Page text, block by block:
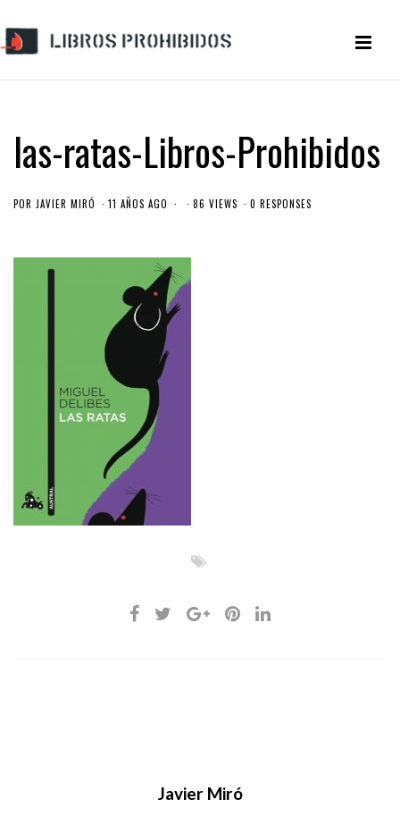
las-ratas-Libros-Prohibidos
POR JAVIER MIRÓ 11 AÑOS AGO 86 VIEWS 0 RESPONSES
Javier Miró